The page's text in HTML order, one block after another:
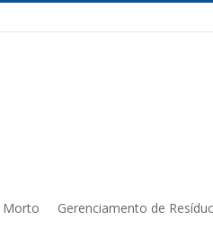
Morto Gerenciamento de